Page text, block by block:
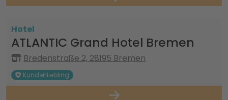
Hotel
ATLANTIC Grand Hotel Bremen
Bredenstraße 2, 28195 Bremen
Kundenliebling